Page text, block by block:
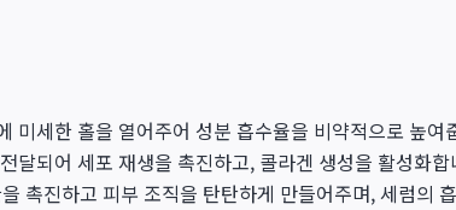
미세한 홀을 열어주어 성분 흡수율을 비약적으로 높여
달되어 세포 재생을 촉진하고, 콜라겐 생성을 활성화합
촉진하고 피부 조직을 탄탄하게 만들어주며, 세럼의